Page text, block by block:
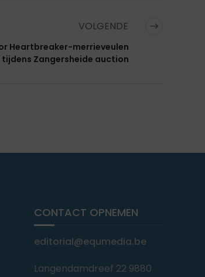
VOLGENDE
Heartbreaker-merrieveulen
tijdens Zangersheide auction
CONTACT OPNEMEN
editorial@equmedia.be
Langendamdreef 22 9880